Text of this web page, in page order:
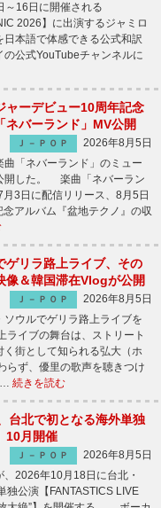
16日に開催される
2026】に出演するジャミロ
日本語で体感できる公式和訳
公式YouTubeチャンネルに
ャーデビュー10周年記念
ネバーランド」MV公開
Ｊ－ＰＯＰ
2026年8月5日
「ネバーランド」のミュー
開した。 楽曲「ネバーラン
月3日に配信リリース、8月5日
アルバム『盆地テクノ』の収
ゲリラ路上ライブ、その
像＆韓国滞在Vlogが公開
Ｊ－ＰＯＰ
2026年8月5日
ウルでゲリラ路上ライブを
イブの舞台は、ストリート
く街として知られる弘大（ホ
らず、優里の歌声を聴きつけ
… 続きを読む
台北で初となる海外単独
10月開催
Ｊ－ＰＯＰ
2026年8月5日
2026年10月18日に台北・
独公演【FANTASTICS LIVE